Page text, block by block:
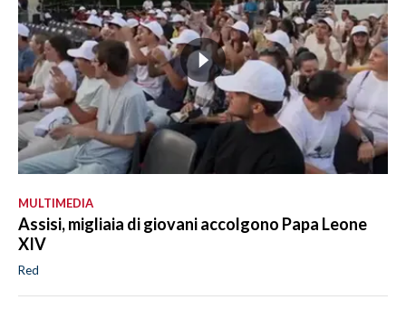
MULTIMEDIA
Assisi, migliaia di giovani accolgono Papa Leone
XIV
Red